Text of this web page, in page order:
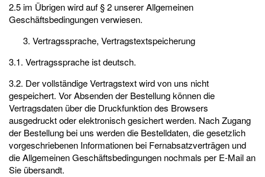
2.5 im Übrigen wird auf § 2 unserer Allgemeinen
Geschäftsbedingungen verwiesen.
Vertragssprache, Vertragstextspeicherung
3.1. Vertragssprache ist deutsch.
3.2. Der vollständige Vertragstext wird von uns nicht
gespeichert. Vor Absenden der Bestellung können die
Vertragsdaten über die Druckfunktion des Browsers
ausgedruckt oder elektronisch gesichert werden. Nach Zugang
der Bestellung bei uns werden die Bestelldaten, die gesetzlich
vorgeschriebenen Informationen bei Fernabsatzverträgen und
die Allgemeinen Geschäftsbedingungen nochmals per E-Mail an
Sie übersandt.